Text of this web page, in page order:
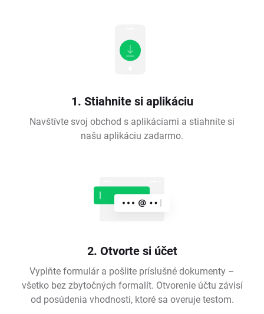
1. Stiahnite si aplikáciu
Navštívte svoj obchod s aplikáciami a stiahnite si
našu aplikáciu zadarmo.
2. Otvorte si účet
Vyplňte formulár a pošlite príslušné dokumenty –
všetko bez zbytočných formalít. Otvorenie účtu závisí
od posúdenia vhodnosti, ktoré sa overuje testom.